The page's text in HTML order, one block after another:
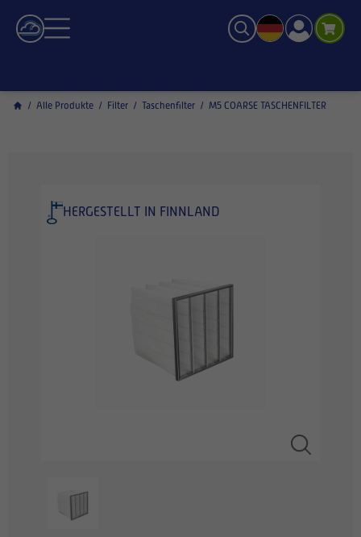
/ Alle Produkte / Filter / Taschenfilter / M5 COARSE TASCHENFILTER
HERGESTELLT IN FINNLAND